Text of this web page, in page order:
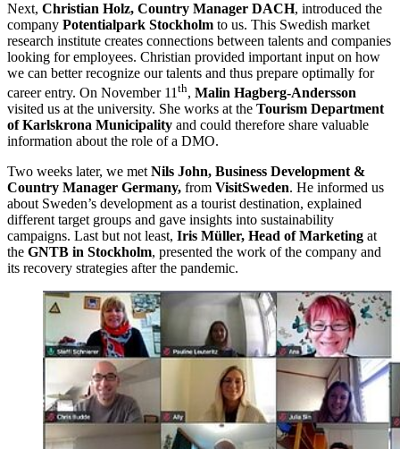
Next, Christian Holz, Country Manager DACH, introduced the
company Potentialpark Stockholm to us. This Swedish market
research institute creates connections between talents and companies
looking for employees. Christian provided important input on how
we can better recognize our talents and thus prepare optimally for
career entry. On November 11th, Malin Hagberg-Andersson
visited us at the university. She works at the Tourism Department
of Karlskrona Municipality and could therefore share valuable
information about the role of a DMO.
Two weeks later, we metNils John, Business Development &
Country Manager Germany, from VisitSweden. He informed us
about Sweden’s development as a tourist destination, explained
different target groups and gave insights into sustainability
campaigns. Last but not least, Iris Müller, Head of Marketing at
the GNTB in Stockholm, presented the work of the company and
its recovery strategies after the pandemic.